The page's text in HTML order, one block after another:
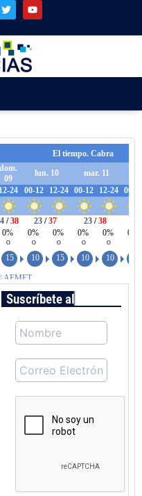
Suscríbete al boletín